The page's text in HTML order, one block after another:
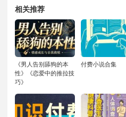
相关推荐
《男人告别舔狗的本
性》《恋爱中的推拉技
巧》
付费小说合集